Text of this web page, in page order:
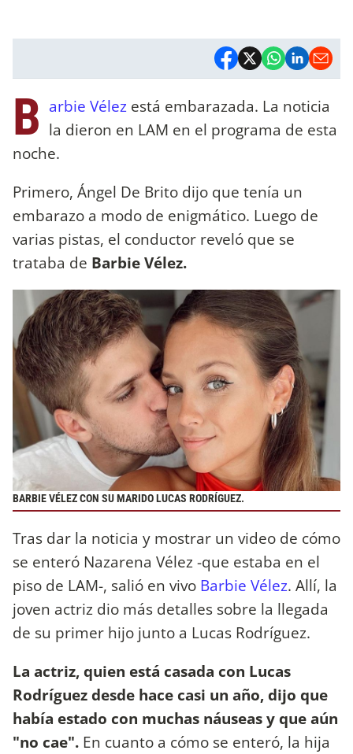
B arbie Vélez está embarazada. La noticia
la dieron en LAM en el programa de esta
noche.
Primero, Ángel De Brito dijo que tenía un
embarazo a modo de enigmático. Luego de
varias pistas, el conductor reveló que se
trataba de Barbie Vélez.
BARBIE VÉLEZ CON SU MARIDO LUCAS RODRÍGUEZ.
Tras dar la noticia y mostrar un video de cómo
se enteró Nazarena Vélez -que estaba en el
piso de LAM-, salió en vivo Barbie Vélez. Allí, la
joven actriz dio más detalles sobre la llegada
de su primer hijo junto a Lucas Rodríguez.
La actriz, quien está casada con Lucas
Rodríguez desde hace casi un año, dijo que
había estado con muchas náuseas y que aún
"no cae". En cuanto a cómo se enteró, la hija